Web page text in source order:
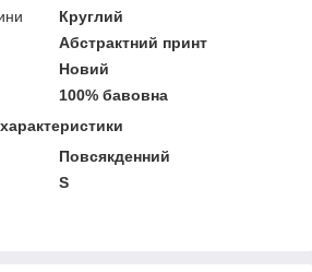
Круглий
Абстрактний принт
Новий
100% бавовна
Повсякденний
S